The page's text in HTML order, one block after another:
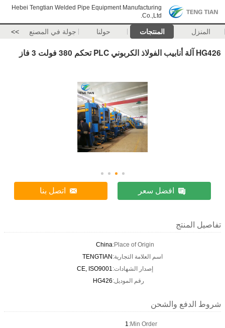
Hebei Tengtian Welded Pipe Equipment Manufacturing
Co.,Ltd.
المنزل المنتجات حولنا جولة في المصنع >>
HG426 آلة أنابيب الفولاذ الكربوني PLC تحكم 380 فولت 3 فاز
افضل سعر اتصل بنا
تفاصيل المنتج
Place of Origin:
China
اسم العلامة التجارية:TENGTIAN
إصدار الشهادات:CE, ISO9001
رقم الموديل:HG426
شروط الدفع والشحن
Min Order:
1